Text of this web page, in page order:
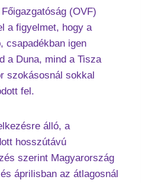
(OVF)
a figyelmet, hogy a
csapadékban igen
a Duna, mind a Tisza
szokásosnál sokkal
fel.
álló, a
hosszútávú
szerint Magyarország
áprilisban az átlagosnál